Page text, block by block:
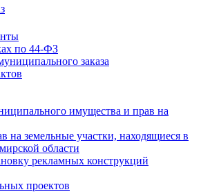
по 44-ФЗ
заказа
имущества и прав на
на земельные участки, находящиеся в
области
рекламных конструкций
проектов